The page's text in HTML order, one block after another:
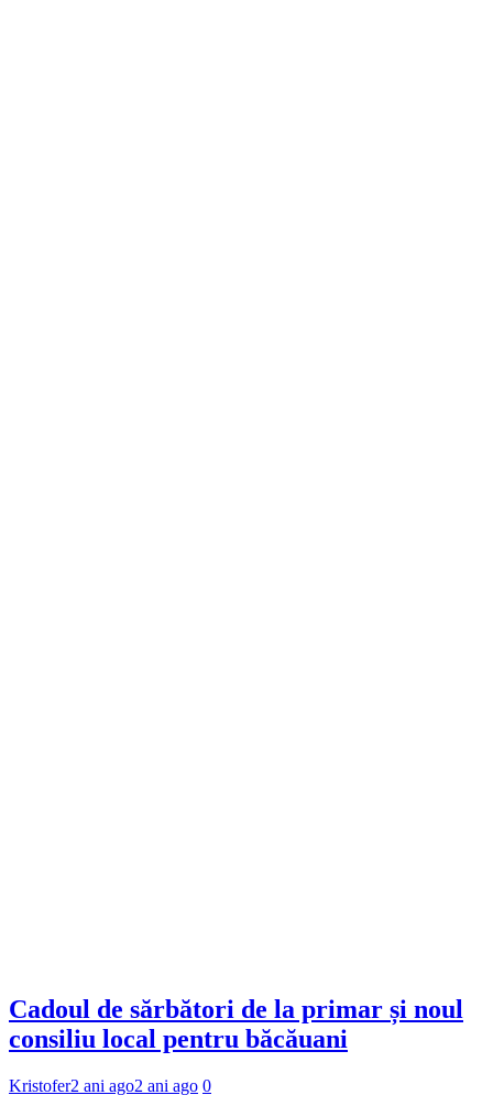
Cadoul de sărbători de la primar și noul
consiliu local pentru băcăuani
Kristofer2 ani ago2 ani ago 0